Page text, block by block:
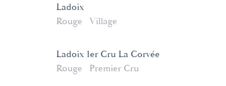
Ladoix
Rouge
Village
Ladoix 1er Cru La Corvée
Rouge
Premier Cru